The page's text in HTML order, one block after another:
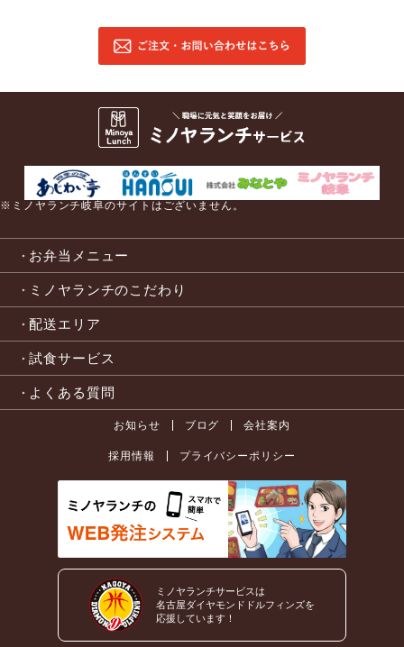
※ミノヤランチ岐阜のサイトはございません。
お弁当メニュー
ミノヤランチのこだわり
配送エリア
試食サービス
よくある質問
お知らせ ブログ 会社案内
採用情報 プライバシーポリシー
ミノヤランチサービスは
名古屋ダイヤモンドドルフィンズを
応援しています！